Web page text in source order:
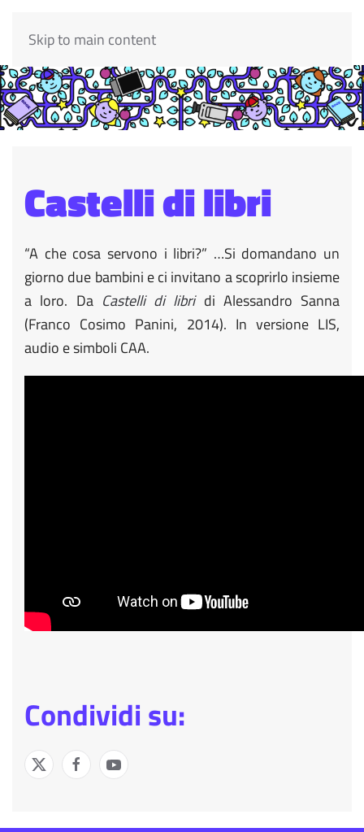
Skip to main content
Castelli di libri
“A che cosa servono i libri?” …Si domandano un
giorno due bambini e ci invitano a scoprirlo insieme
a loro. Da Castelli di libridi Alessandro Sanna
(Franco Cosimo Panini, 2014). In versione LIS,
audio e simboli CAA.
Condividi su: